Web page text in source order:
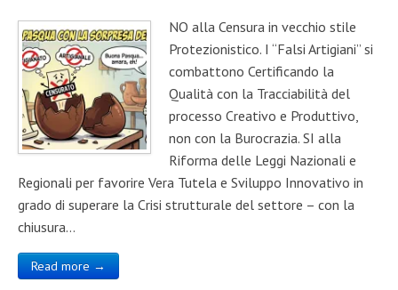
NO alla Censura in vecchio stile
Protezionistico. I “Falsi Artigiani” si
combattono Certificando la
Qualità con la Tracciabilità del
processo Creativo e Produttivo,
non con la Burocrazia. SI alla
Riforma delle Leggi Nazionali e
Regionali per favorire Vera Tutela e Sviluppo Innovativo in
grado di superare la Crisi strutturale del settore – con la
chiusura…
Read more →